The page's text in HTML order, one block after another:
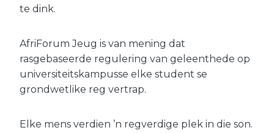
te dink.
AfriForum Jeug is van mening dat
rasgebaseerde regulering van geleenthede op
universiteitskampusse elke student se
grondwetlike reg vertrap.
Elke mens verdien ’n regverdige plek in die son.